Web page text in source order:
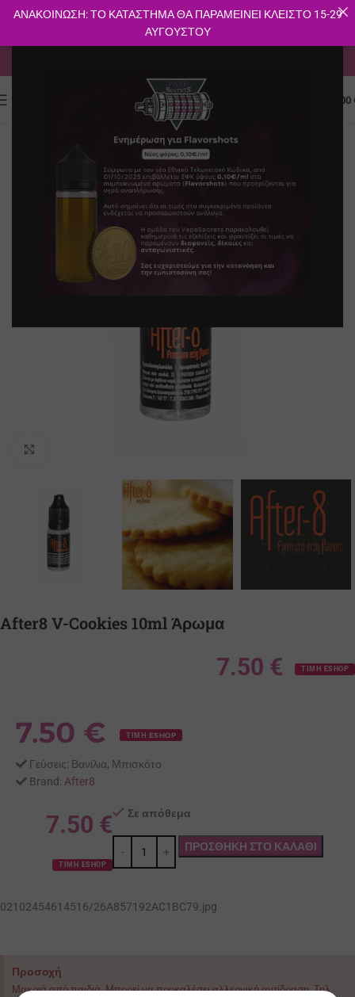
0.00
After8 V-Cookies 10ml Άρωμα
7.50 € ΤΙΜΗ ESHOP
7.50 € ΤΙΜΗ ESHOP
Γεύσεις: Βανίλια, Μπισκότο
Brand: After8
7.50 €
ΤΙΜΗ ESHOP
Σε απόθεμα
ΠΡΟΣΘΉΚΗ ΣΤΟ ΚΑΛΆΘΙ
02102454614516/26A857192AC1BC79.jpg
Προσοχή
Μακριά από παιδιά. Μπορεί να προκαλέσει αλλεργική αντίδραση. Τηλ.
ΑΝΑΚΟΙΝΩΣΗ: ΤΟ ΚΑΤΑΣΤΗΜΑ ΘΑ ΠΑΡΑΜΕΙΝΕΙ ΚΛΕΙΣΤΟ 15-29
ΑΥΓΟΥΣΤΟΥ